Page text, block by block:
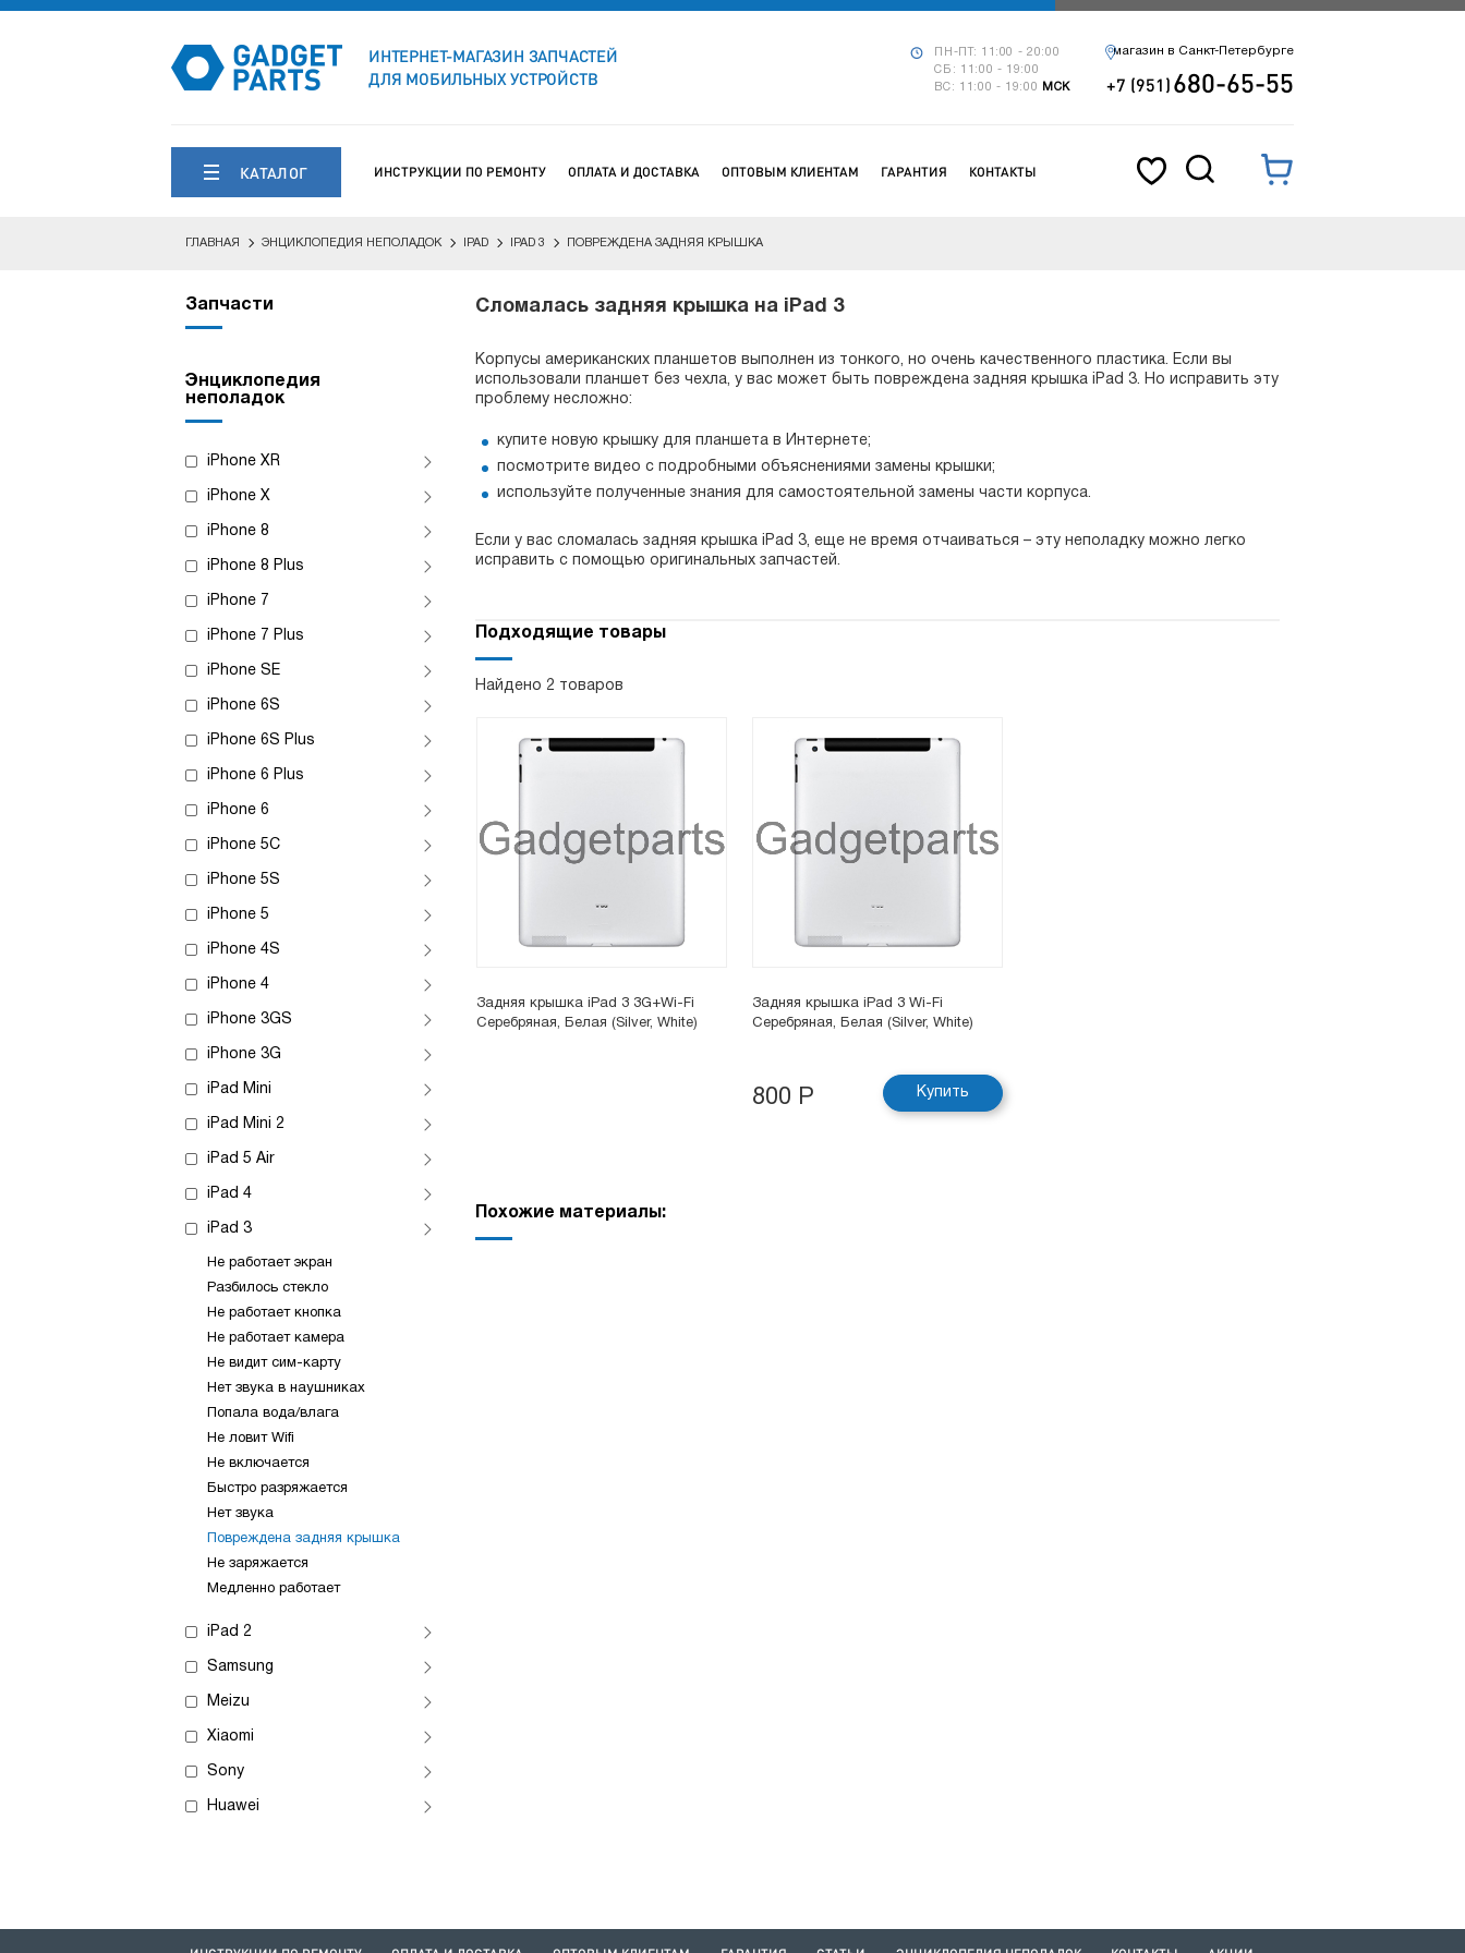
ИНТЕРНЕТ-МАГАЗИН ЗАПЧАСТЕЙ
ДЛЯ МОБИЛЬНЫХ УСТРОЙСТВ
ПН-ПТ: 11:00 - 20:00
СБ: 11:00 - 19:00
ВС: 11:00 - 19:00
МСК
магазин в Санкт-Петербурге
+7 (951)680-65-55
КАТАЛОГ ИНСТРУКЦИИ ПО РЕМОНТУ ОПЛАТА И ДОСТАВКА ОПТОВЫМ КЛИЕНТАМ ГАРАНТИЯ КОНТАКТЫ
ГЛАВНАЯ ЭНЦИКЛОПЕДИЯ НЕПОЛАДОК IPAD IPAD 3 ПОВРЕЖДЕНА ЗАДНЯЯ КРЫШКА
Запчасти
Энциклопедия
неполадок
iPhone XR
iPhone X
iPhone 8
iPhone 8 Plus
iPhone 7
iPhone 7 Plus
iPhone SE
iPhone 6S
iPhone 6S Plus
iPhone 6 Plus
iPhone 6
iPhone 5C
iPhone 5S
iPhone 5
iPhone 4S
iPhone 4
iPhone 3GS
iPhone 3G
iPad Mini
iPad Mini 2
iPad 5 Air
iPad 4
iPad 3
Не работает экран
Разбилось стекло
Не работает кнопка
Не работает камера
Не видит сим-карту
Нет звука в наушниках
Попала вода/влага
Не ловит Wifi
Не включается
Быстро разряжается
Нет звука
Повреждена задняя крышка
Не заряжается
Медленно работает
iPad 2
Samsung
Meizu
Xiaomi
Sony
Huawei
Сломалась задняя крышка на iPad 3
Корпусы американских планшетов выполнен из тонкого, но очень качественного пластика. Если вы
использовали планшет без чехла, у вас может быть повреждена задняя крышка iPad 3. Но исправить эту
проблему несложно:
купите новую крышку для планшета в Интернете;
посмотрите видео с подробными объяснениями замены крышки;
используйте полученные знания для самостоятельной замены части корпуса.
Если у вас сломалась задняя крышка iPad 3, еще не время отчаиваться – эту неполадку можно легко
исправить с помощью оригинальных запчастей.
Подходящие товары
Найдено 2 товаров
Задняя крышка iPad 3 3G+Wi-Fi
Серебряная, Белая (Silver, White)
Задняя крышка iPad 3 Wi-Fi
Серебряная, Белая (Silver, White)
800 Р Купить
Похожие материалы: